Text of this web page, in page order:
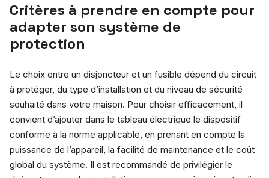
Critères à prendre en compte pour
adapter son système de
protection
Le choix entre un disjoncteur et un fusible dépend du circuit
à protéger, du type d’installation et du niveau de sécurité
souhaité dans votre maison. Pour choisir efficacement, il
convient d’ajouter dans le tableau électrique le dispositif
conforme à la norme applicable, en prenant en compte la
puissance de l’appareil, la facilité de maintenance et le coût
global du système. Il est recommandé de privilégier le